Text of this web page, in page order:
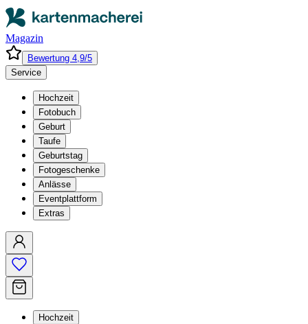
Magazin
Bewertung 4,9/5
Service
Hochzeit
Fotobuch
Geburt
Taufe
Geburtstag
Fotogeschenke
Anlässe
Eventplattform
Extras
Hochzeit